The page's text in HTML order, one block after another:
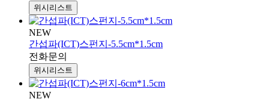
위시리스트
NEW
간섭파(ICT)스펀지-5.5cm*1.5cm
전화문의
위시리스트
NEW